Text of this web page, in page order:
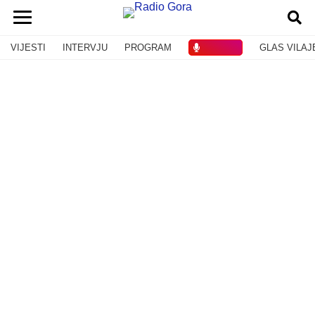
VIJESTI INTERVJU PROGRAM GLAS